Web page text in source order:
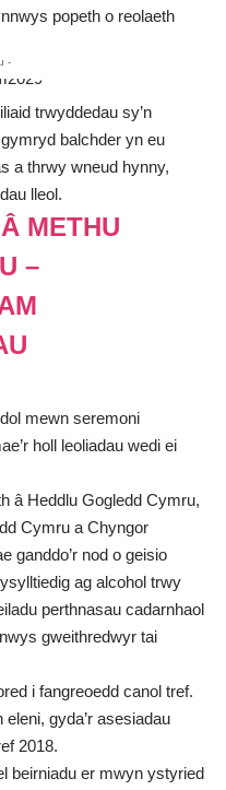
popeth o reolaeth
-
trwyddedau sy’n
balchder yn eu
a thrwy wneud hynny,
lleol.
METHU
–
mewn seremoni
holl leoliadau wedi ei
â Heddlu Gogledd Cymru,
Cymru a Chyngor
ganddo’r nod o geisio
ag alcohol trwy
perthnasau cadarnhaol
gweithredwyr tai
i fangreoedd canol tref.
gyda’r asesiadau
2018.
beirniadu er mwyn ystyried